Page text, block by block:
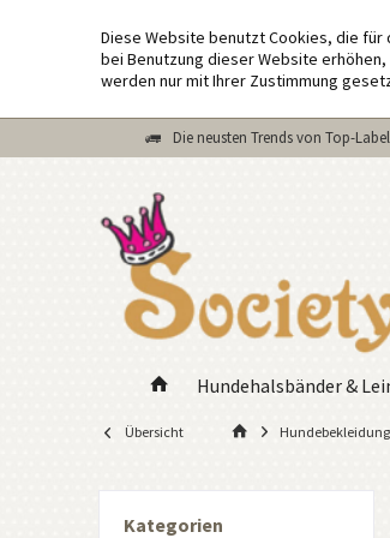
Diese Website benutzt Cookies, die
bei Benutzung dieser Website
werden nur mit Ihrer Zustimmung
Die neusten Trends von Top-
Hundehalsbänder &
Übersicht Hundebekleidung
Kategorien